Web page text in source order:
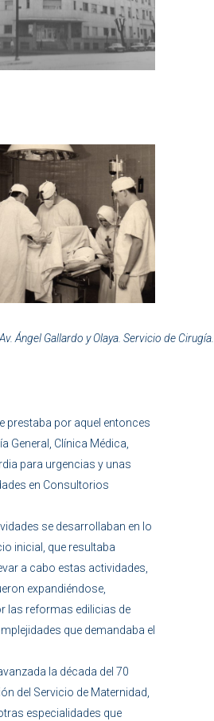
Ángel Gallardo y Olaya. Servicio de Cirugía.
prestaba por aquel entonces
General, Clínica Médica,
para urgencias y unas
en Consultorios
se desarrollaban en lo
inicial, que resultaba
a cabo estas actividades,
expandiéndose,
las reformas edilicias de
que demandaba el
la década del 70
del Servicio de Maternidad,
especialidades que